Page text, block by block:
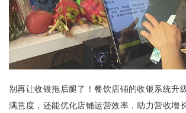
别再让收银拖后腿了！餐饮店铺的收银系统升
满意度，还能优化店铺运营效率，助力营收增